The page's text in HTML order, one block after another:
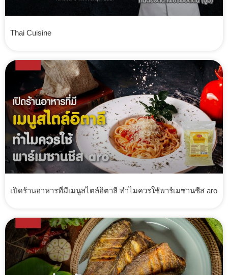
Thai Cuisine
เปิดร้านอาหารที่มีเมนูสไตล์อิตาลี ทำไมควรใช้พาร์เมซานชีส aro